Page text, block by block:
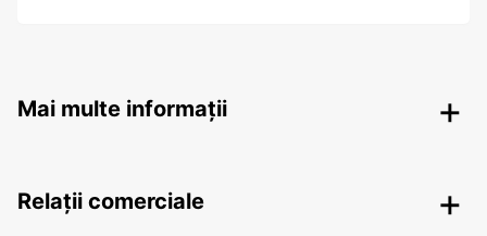
Mai multe informații
Relații comerciale